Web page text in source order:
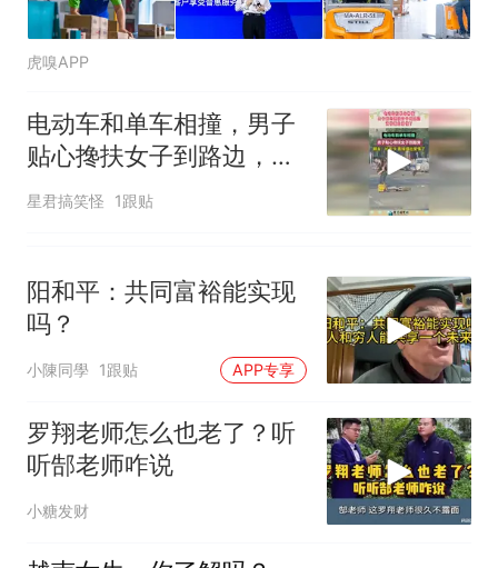
虎嗅APP
电动车和单车相撞，男子
贴心搀扶女子到路边，直
接撞出爱情了！
星君搞笑怪 1跟贴
阳和平：共同富裕能实现
吗？
小陳同學 1跟贴 APP专享
罗翔老师怎么也老了？听
听郜老师咋说
小糖发财